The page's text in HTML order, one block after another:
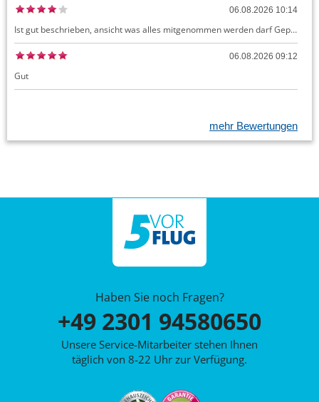
06.08.2026 10:14
Ist gut beschrieben, ansicht was alles mitgenommen werden darf Gepäck dürfte auch kostenloses Handgepäck umfassen, ansonsten sehr easy zu machen
06.08.2026 09:12
Gut
mehr Bewertungen
Haben Sie noch Fragen?
+49 2301 94580650
Unsere Service-Mitarbeiter stehen Ihnen
täglich von 8-22 Uhr zur Verfügung.